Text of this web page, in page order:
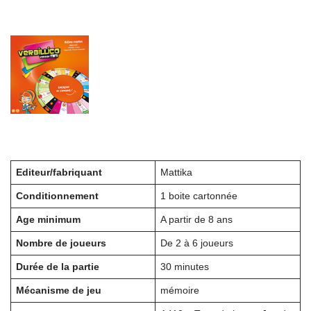
Editeur/fabriquant Mattika
Conditionnement 1 boite cartonnée
Age minimum A partir de 8 ans
Nombre de joueurs De 2 à 6 joueurs
Durée de la partie 30 minutes
Mécanisme de jeu mémoire